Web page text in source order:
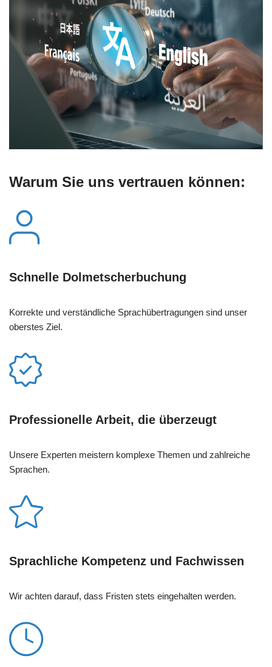
Warum Sie uns vertrauen können:
Schnelle Dolmetscherbuchung
Korrekte und verständliche Sprachübertragungen sind unser
oberstes Ziel.
Professionelle Arbeit, die überzeugt
Unsere Experten meistern komplexe Themen und zahlreiche
Sprachen.
Sprachliche Kompetenz und Fachwissen
Wir achten darauf, dass Fristen stets eingehalten werden.